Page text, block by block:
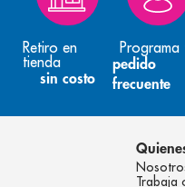
Retiro en
tienda
sin costo
Programa
pedido
frecuente
Trabaja